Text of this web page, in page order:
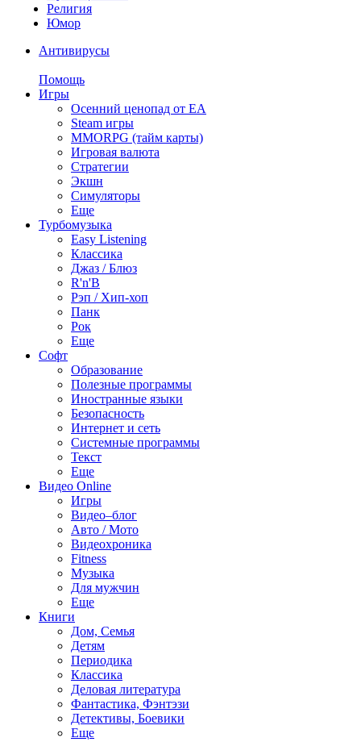
Религия
Юмор
Антивирусы
Помощь
Игры
Осенний ценопад от EA
Steam игры
MMORPG (тайм карты)
Игровая валюта
Стратегии
Экшн
Симуляторы
Еще
Турбомузыка
Easy Listening
Классика
Джаз / Блюз
R'n'B
Рэп / Хип-хоп
Панк
Рок
Еще
Софт
Образование
Полезные программы
Иностранные языки
Безопасность
Интернет и сеть
Системные программы
Текст
Еще
Видео Online
Игры
Видео–блог
Авто / Мото
Видеохроника
Fitness
Музыка
Для мужчин
Еще
Книги
Дом, Семья
Детям
Периодика
Классика
Деловая литература
Фантастика, Фэнтэзи
Детективы, Боевики
Еще